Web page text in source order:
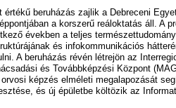
értékű beruházás zajlik a Debreceni
a korszerű reáloktatás áll. A
években a teljes
és infokommunikációs
A beruházás révén létrejön az
és Továbbképzési Központ
képzés elméleti megalapozását
és új épületbe költözik az